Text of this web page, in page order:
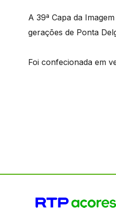
A 39ª Capa da
gerações de Ponta
Foi confecionada em